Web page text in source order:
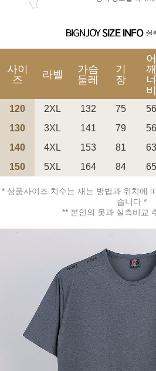
사이
즈
라벨
가슴
둘레
기
장
어
깨
너
비
120 2XL 132 75 56
130
3XL 141 79 56
140
4XL 153 81 63
150
5XL 164 84 65
* 상품사이즈 치수는 재는 방법과 위치에
습니다 *
** 본인의 옷과 실측비교